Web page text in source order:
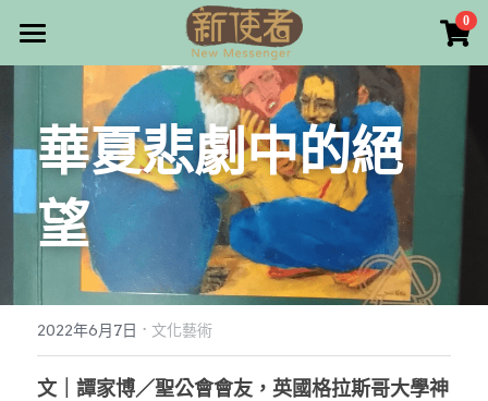
0
最新消息
關於我們
雜誌目錄
雜誌專欄
最新文章
編者的話
本期主題
畫話人生
寫寫畫畫
漫畫
訂購/奉獻/廣告刊登
好站連結
華夏悲劇中的絕
望
2022年6月7日 · 文化藝術
文｜譚家博／聖公會會友，英國格拉斯哥大學神
×
商品分類
所有商品分類